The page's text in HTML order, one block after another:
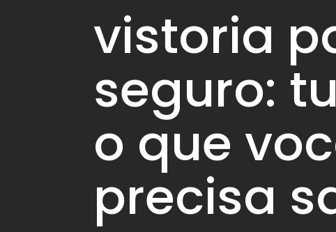
vistoria
seguro:
o que
precisa